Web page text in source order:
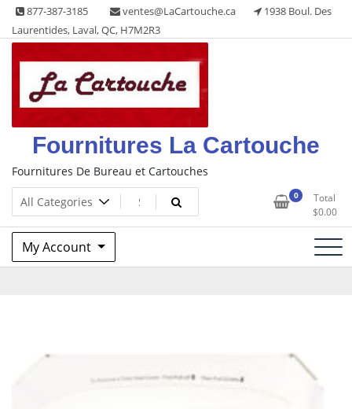
Skip
content
877-387-3185 ventes@LaCartouche.ca
1938 Boul. Des
Laurentides, Laval, QC, H7M2R3
Fournitures La Cartouche
Fournitures De Bureau et Cartouches
0
Total
$0.00
My Account